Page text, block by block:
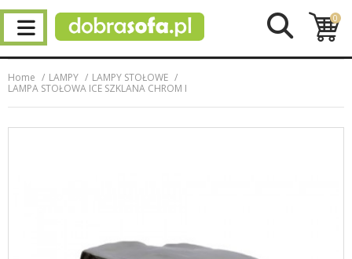
0
Home LAMPY
LAMPY STOŁOWE
LAMPA STOŁOWA ICE SZKLANA CHROM I